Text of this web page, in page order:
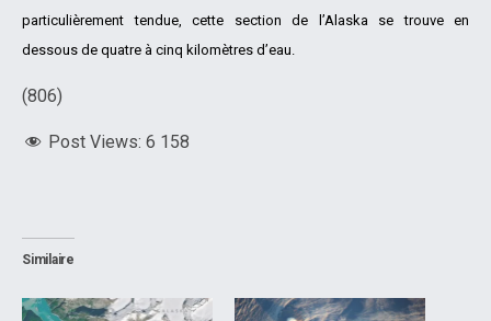
particulièrement tendue, cette section de l’Alaska se trouve en
dessous de quatre à cinq kilomètres d’eau.
(806)
Post Views: 6 158
Similaire